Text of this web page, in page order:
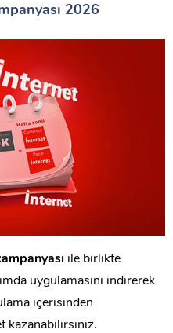
2026
ile birlikte
uygulamasını indirerek
içerisinden
kazanabilirsiniz.